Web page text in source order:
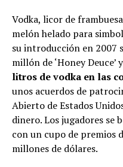
Vodka, licor de
melón helado para
su introducción en 2007
millón de ‘Honey Deuce’
litros de vodka en las
unos acuerdos de
Abierto de Estados
dinero. Los jugadores se
con un cupo de premios
millones de dólares.